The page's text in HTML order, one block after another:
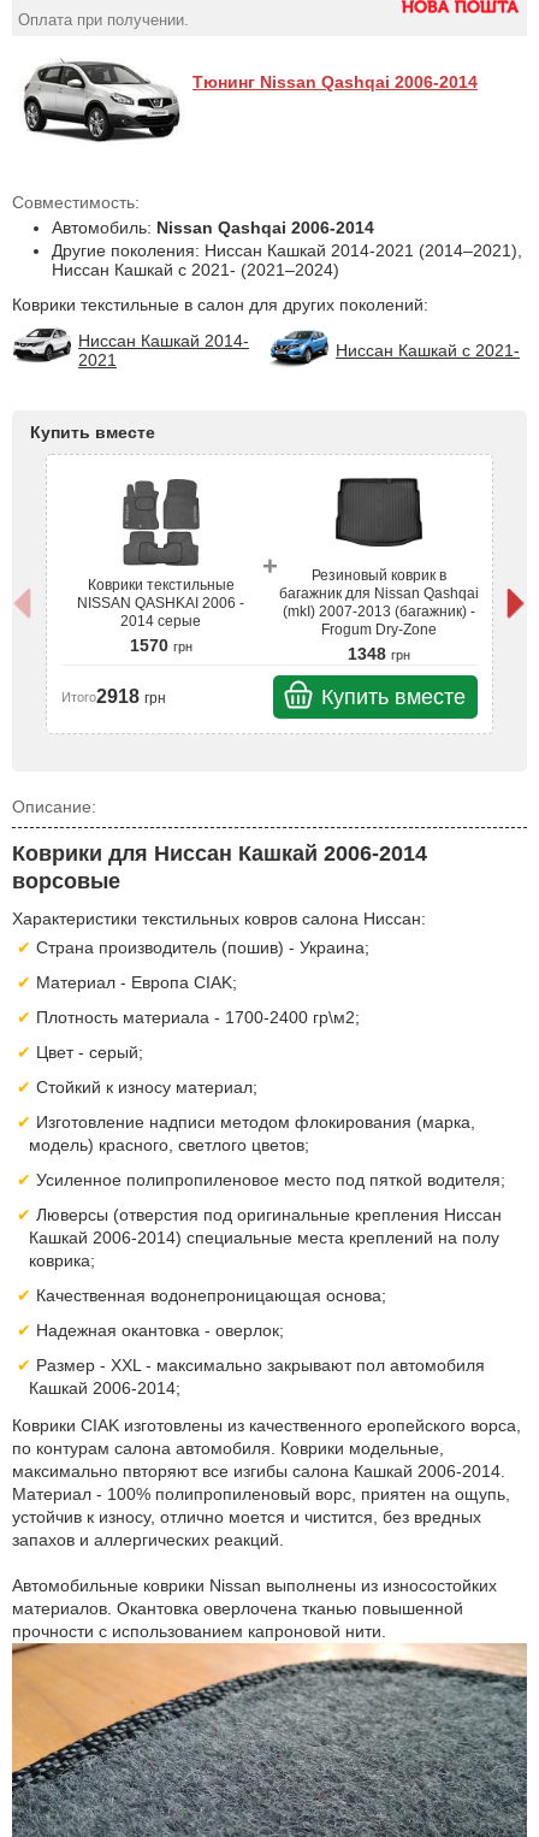
Оплата при получении.
Тюнинг Nissan Qashqai 2006-2014
Совместимость:
Автомобиль: Nissan Qashqai 2006-2014
Другие поколения: Ниссан Кашкай 2014-2021 (2014–2021),
Ниссан Кашкай с 2021- (2021–2024)
Коврики текстильные в салон для других поколений:
Ниссан Кашкай 2014-
2021
Ниссан Кашкай с 2021-
Купить вместе
Коврики текстильные
NISSAN QASHKAI 2006 -
2014 серые
1570 грн
+
Резиновый коврик в
багажник для Nissan Qashqai
(mkI) 2007-2013 (багажник) -
Frogum Dry-Zone
1348 грн
Итого2918 грн Купить вместе
Описание:
Коврики для Ниссан Кашкай 2006-2014
ворсовые
Характеристики текстильных ковров салона Ниссан:
Страна производитель (пошив) - Украина;
Материал - Европа CIAK;
Плотность материала - 1700-2400 гр\м2;
Цвет - серый;
Стойкий к износу материал;
Изготовление надписи методом флокирования (марка,
модель) красного, светлого цветов;
Усиленное полипропиленовое место под пяткой водителя;
Люверсы (отверстия под оригинальные крепления Ниссан
Кашкай 2006-2014) специальные места креплений на полу
коврика;
Качественная водонепроницающая основа;
Надежная окантовка - оверлок;
Размер - XXL - максимально закрывают пол автомобиля
Кашкай 2006-2014;
Коврики CIAK изготовлены из качественного еропейского ворса,
по контурам салона автомобиля. Коврики модельные,
максимально пвторяют все изгибы салона Кашкай 2006-2014.
Материал - 100% полипропиленовый ворс, приятен на ощупь,
устойчив к износу, отлично моется и чистится, без вредных
запахов и аллергических реакций.
Автомобильные коврики Nissan выполнены из износостойких
материалов. Окантовка оверлочена тканью повышенной
прочности с использованием капроновой нити.